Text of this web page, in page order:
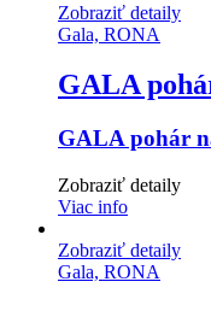
Zobraziť detaily
Gala, RONA
GALA
GALA pohár
Zobraziť detaily
Viac info
Zobraziť detaily
Gala, RONA